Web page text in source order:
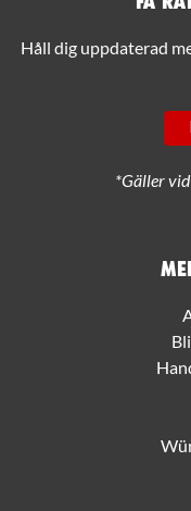
Håll dig uppdaterad
*Gäller